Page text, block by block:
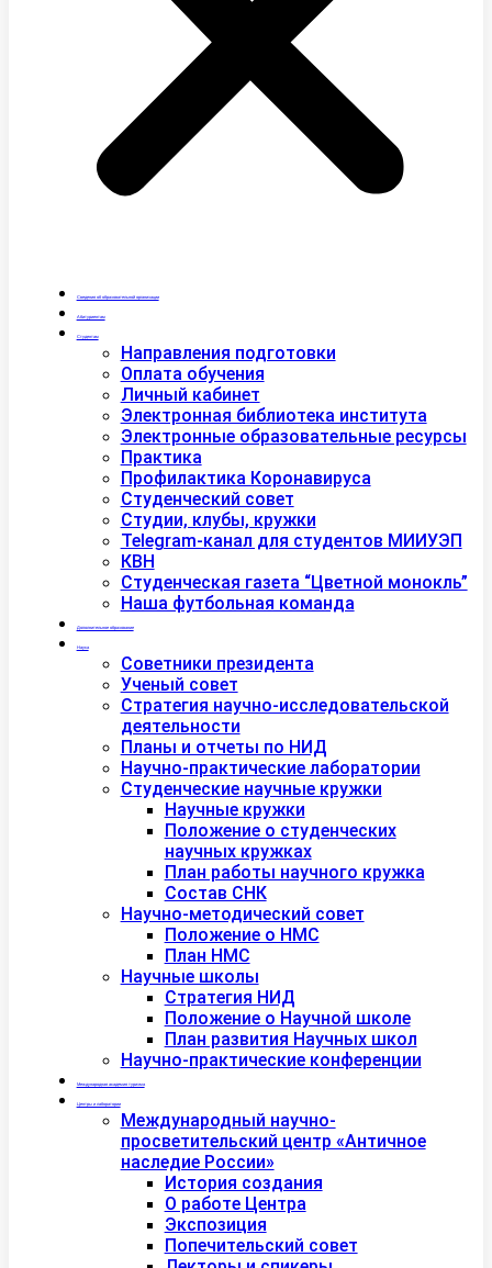
Сведения об образовательной организации
Абитуриентам
Студентам
Направления подготовки
Оплата обучения
Личный кабинет
Электронная библиотека института
Электронные образовательные ресурсы
Практика
Профилактика Коронавируса
Студенческий совет
Студии, клубы, кружки
Telegram-канал для студентов МИИУЭП
КВН
Студенческая газета “Цветной монокль”
Наша футбольная команда
Дополнительное образование
Наука
Советники президента
Ученый совет
Стратегия научно-исследовательской
деятельности
Планы и отчеты по НИД
Научно-практические лаборатории
Студенческие научные кружки
Научные кружки
Положение о студенческих
научных кружках
План работы научного кружка
Состав СНК
Научно-методический совет
Положение о НМС
План НМС
Научные школы
Стратегия НИД
Положение о Научной школе
План развития Научных школ
Научно-практические конференции
Международная академия туризма
Центры и лаборатории
Международный научно-
просветительский центр «Античное
наследие России»
История создания
О работе Центра
Экспозиция
Попечительский совет